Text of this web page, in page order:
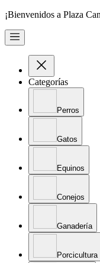
¡Bienvenidos a Plaza
Categorías
Perros
Gatos
Equinos
Conejos
Ganadería
Porcicultura